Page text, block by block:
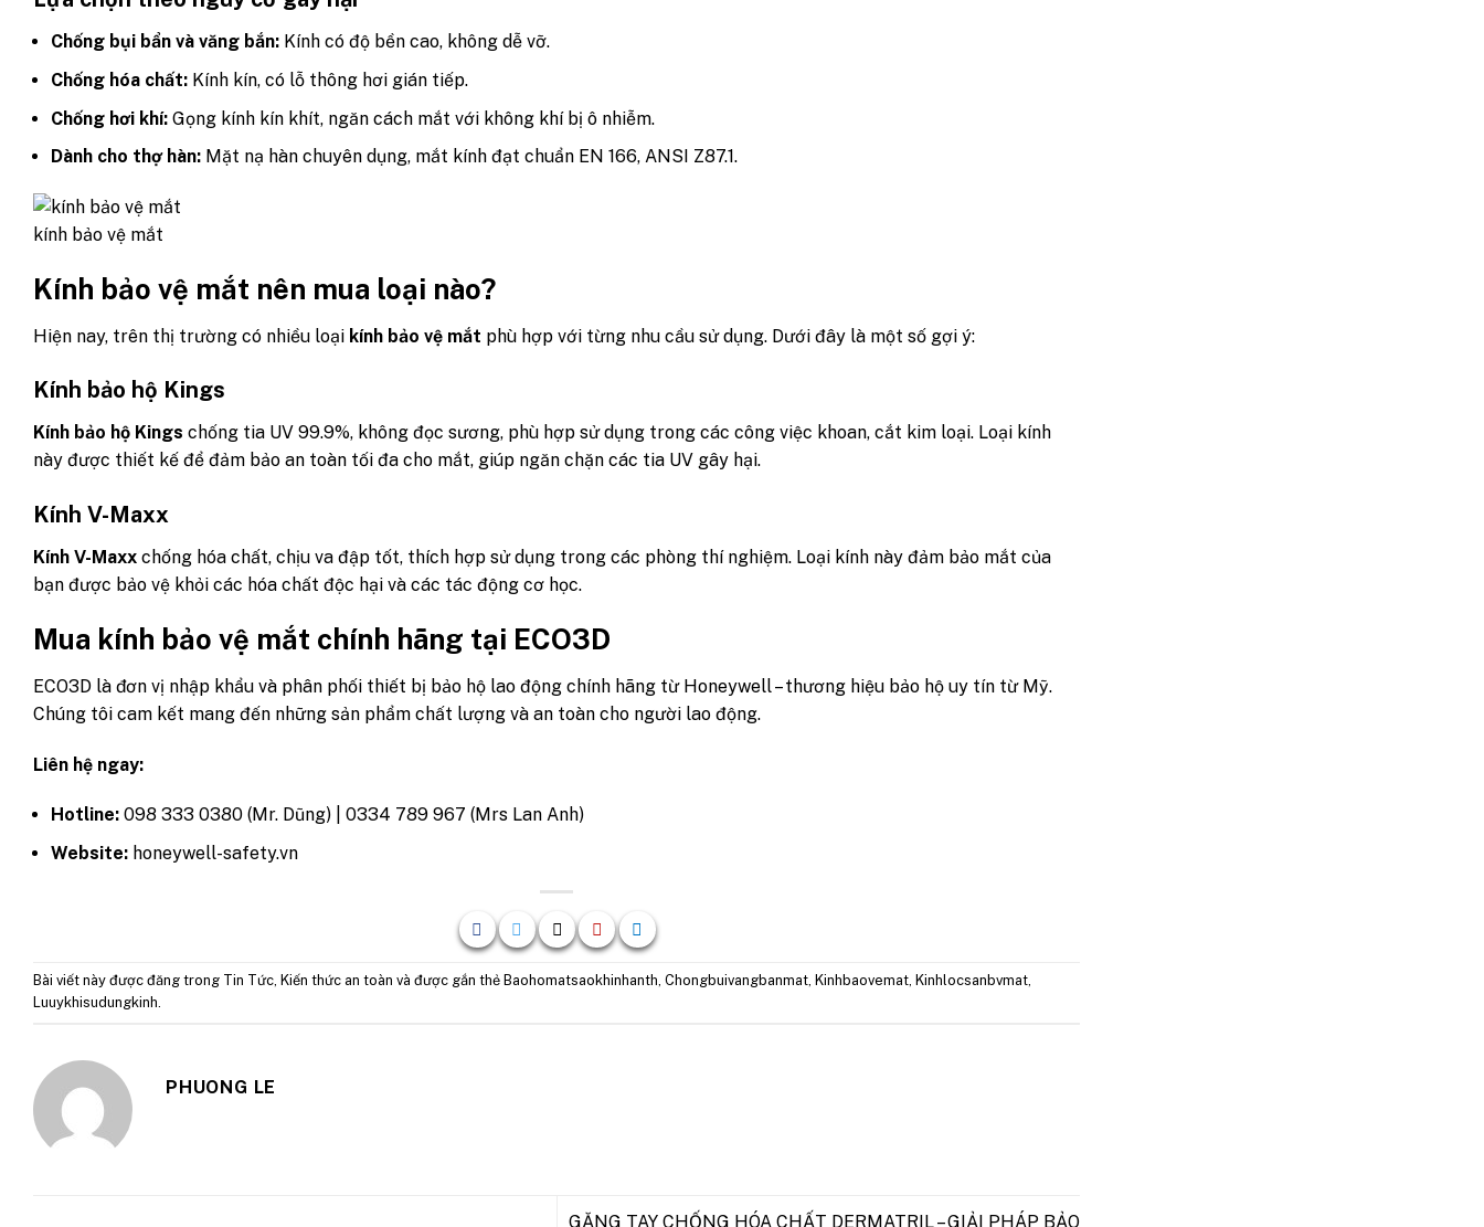
Chống bụi bẩn và văng bắn: Kính có độ bền cao, không dễ vỡ.
Chống hóa chất: Kính kín, có lỗ thông hơi gián tiếp.
Chống hơi khí: Gọng kính kín khít, ngăn cách mắt với không khí bị ô nhiễm.
Dành cho thợ hàn: Mặt nạ hàn chuyên dụng, mắt kính đạt chuẩn EN 166, ANSI Z87.1.
kính bảo vệ mắt
Kính bảo vệ mắt nên mua loại nào?
Hiện nay, trên thị trường có nhiều loại kính bảo vệ mắt phù hợp với từng nhu cầu sử dụng. Dưới đây là một số gợi ý:
Kính bảo hộ Kings
Kính bảo hộ Kings chống tia UV 99.9%, không đọc sương, phù hợp sử dụng trong các công việc khoan, cắt kim loại. Loại kính
này được thiết kế để đảm bảo an toàn tối đa cho mắt, giúp ngăn chặn các tia UV gây hại.
Kính V-Maxx
Kính V-Maxx chống hóa chất, chịu va đập tốt, thích hợp sử dụng trong các phòng thí nghiệm. Loại kính này đảm bảo mắt của
bạn được bảo vệ khỏi các hóa chất độc hại và các tác động cơ học.
Mua kính bảo vệ mắt chính hãng tại ECO3D
ECO3D là đơn vị nhập khẩu và phân phối thiết bị bảo hộ lao động chính hãng từ Honeywell – thương hiệu bảo hộ uy tín từ Mỹ.
Chúng tôi cam kết mang đến những sản phẩm chất lượng và an toàn cho người lao động.
Liên hệ ngay:
Hotline: 098 333 0380 (Mr. Dũng) | 0334 789 967 (Mrs Lan Anh)
Website: honeywell-safety.vn
Bài viết này được đăng trong Tin Tức, Kiến thức an toàn và được gắn thẻ Baohomatsaokhinhanth, Chongbuivangbanmat, Kinhbaovemat, Kinhlocsanbvmat,
Luuykhisudungkinh.
PHUONG LE
GĂNG TAY CHỐNG HÓA CHẤT DERMATRIL – GIẢI PHÁP BẢO